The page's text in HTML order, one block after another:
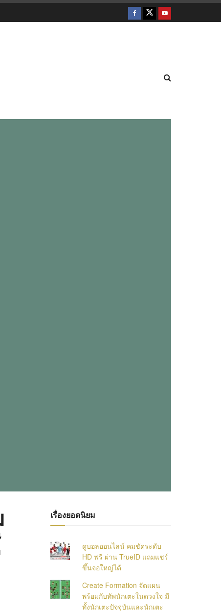
เรื่องยอดนิยม
ดูบอลออนไลน์ คมชัดระดับ
HD ฟรี ผ่าน TrueID แถมแชร์
ขึ้นจอใหญ่ได้
Create Formation จัดแผน
พร้อมกับทัพนักเตะในดวงใจ มี
ทั้งนักเตะปัจจุบันและนักเตะ